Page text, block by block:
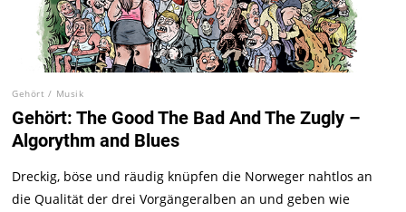
Gehört / Musik
Gehört: The Good The Bad And The Zugly –
Algorythm and Blues
Dreckig, böse und räudig knüpfen die Norweger nahtlos an
die Qualität der drei Vorgängeralben an und geben wie